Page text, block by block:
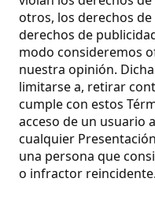
otros, los derechos
derechos de
modo consideremos
nuestra opinión.
limitarse a, retirar
cumple con estos
acceso de un usuario
cualquier
una persona que
o infractor reincidente.